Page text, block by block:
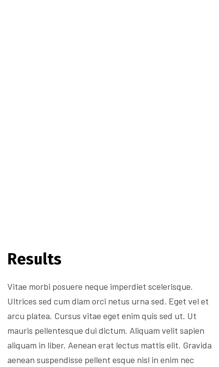
Results
Vitae morbi posuere neque imperdiet scelerisque.
Ultrices sed cum diam orci netus urna sed. Eget vel et
arcu platea. Cursus vitae eget enim quis sed ut. Ut
mauris pellentesque dui dictum. Aliquam velit sapien
aliquam in liber. Aenean erat lectus mattis elit. Gravida
aenean suspendisse pellent esque nisl in enim nec